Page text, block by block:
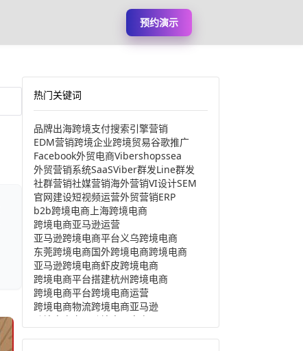
预约演示
热门关键词
品牌出海跨境支付搜索引擎营销
EDM营销跨境企业跨境贸易谷歌推广
Facebook外贸电商Vibershopssea
外贸营销系统SaaSViber群发Line群发
社群营销社媒营销海外营销VI设计SEM
官网建设短视频运营外贸营销ERP
b2b跨境电商 上海跨境电商
跨境电商亚马逊运营
亚马逊跨境电商平台义乌跨境电商
东莞跨境电商国外跨境电商跨境电商
亚马逊跨境电商虾皮跨境电商
跨境电商平台搭建杭州跨境电商
跨境电商平台跨境电商运营
跨境电商物流跨境电商亚马逊
跨境电商产品
跨境出口电商